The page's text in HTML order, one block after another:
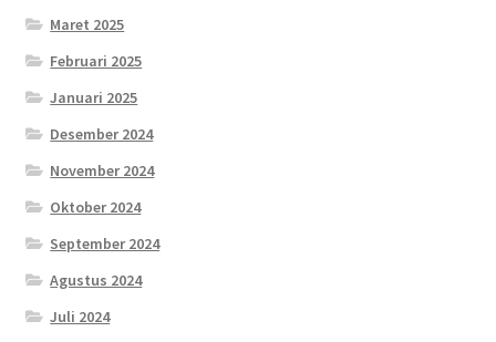
Maret 2025
Februari 2025
Januari 2025
Desember 2024
November 2024
Oktober 2024
September 2024
Agustus 2024
Juli 2024